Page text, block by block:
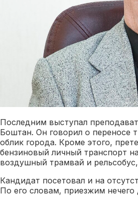
Последним выступал
Боштан. Он говорил о переносе
облик города. Кроме этого,
бензиновый личный транспорт
воздушный трамвай и
Кандидат посетовал и на
По его словам, приезжим